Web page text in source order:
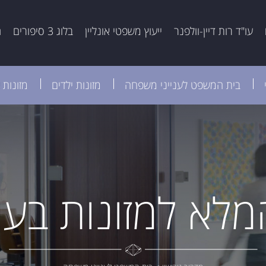
עו"ד רות דיין-וולפנר ייעוץ משפטי אונליין בלוג 3 סיפורים
בית המשפט לענייני משפחה מזונות ילדים
למזונות